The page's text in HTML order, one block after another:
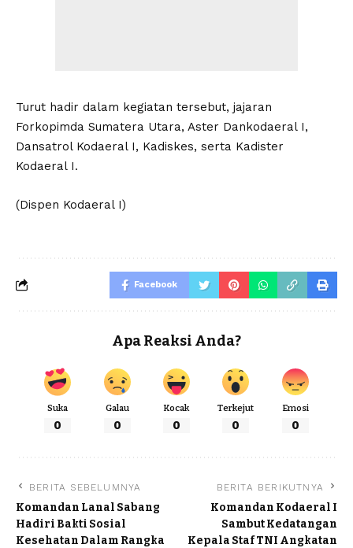
Turut hadir dalam kegiatan tersebut, jajaran
Forkopimda Sumatera Utara, Aster Dankodaeral I,
Dansatrol Kodaeral I, Kadiskes, serta Kadister
Kodaeral I.
(Dispen Kodaeral I)
Facebook
Apa Reaksi Anda?
Suka
0
Galau
0
Kocak
0
Terkejut
0
Emosi
0
BERITA SEBELUMNYA
Komandan Lanal Sabang
Hadiri Bakti Sosial
Kesehatan Dalam Rangka
BERITA BERIKUTNYA
Komandan Kodaeral I
Sambut Kedatangan
Kepala Staf TNI Angkatan